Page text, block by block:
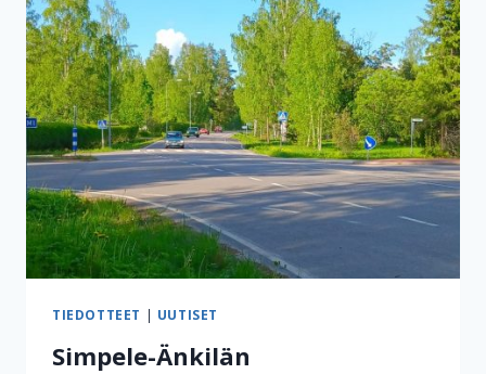
TIEDOTTEET | UUTISET
Simpele-Änkilän